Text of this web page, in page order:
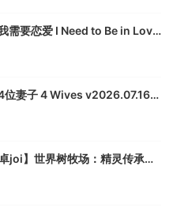
需要恋爱 I Need to Be in Love
位妻子 4 Wives v2026.07.16
joi】世界树牧场：精灵传承
【1.26G】